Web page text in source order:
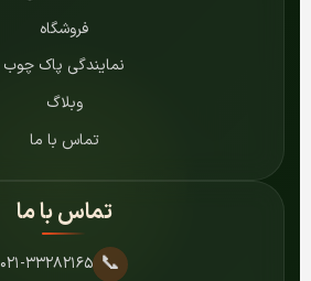
فروشگاه
نمایندگی پاک چوب
وبلاگ
تماس با ما
تماس با ما
📞 ۰۲۱-۳۳۲۸۲۱۶۵